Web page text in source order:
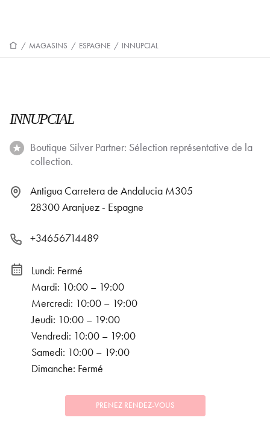
/ MAGASINS / ESPAGNE / INNUPCIAL
INNUPCIAL
Boutique Silver Partner: Sélection représentative de la
collection.
Antigua Carretera de Andalucia M305
28300 Aranjuez - Espagne
+34656714489
Lundi: Fermé
Mardi: 10:00 – 19:00
Mercredi: 10:00 – 19:00
Jeudi: 10:00 – 19:00
Vendredi: 10:00 – 19:00
Samedi: 10:00 – 19:00
Dimanche: Fermé
PRENEZ RENDEZ-VOUS